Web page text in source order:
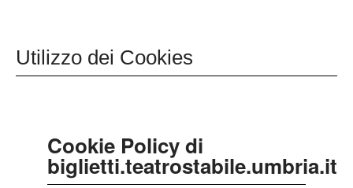
Utilizzo dei Cookies
Cookie Policy di
biglietti.teatrostabile.umbria.it